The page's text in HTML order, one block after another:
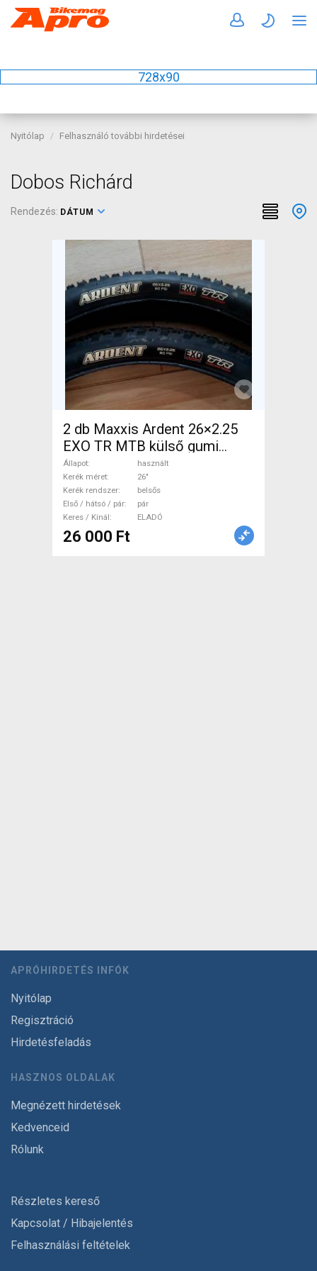
728x90
Nyitólap Felhasználó további hirdetései
Dobos Richárd
Rendezés: DÁTUM
2 db Maxxis Ardent 26×2.25
EXO TR MTB külső gumi
26×2.25 EXO TR MTB
Mountain Bike Alkatrész,
MTB Kerék / Felni / Gumi 26"
belsős használt ELADÓ
Állapot
használt
Kerék méret
26"
Kerék rendszer
belsős
Első / hátsó / pár
pár
Keres / Kínál
ELADÓ
26 000 Ft
APRÓHIRDETÉS INFÓK
Nyitólap
Regisztráció
Hirdetésfeladás
HASZNOS OLDALAK
Megnézett hirdetések
Kedvenceid
Rólunk
Részletes kereső
Kapcsolat / Hibajelentés
Felhasználási feltételek